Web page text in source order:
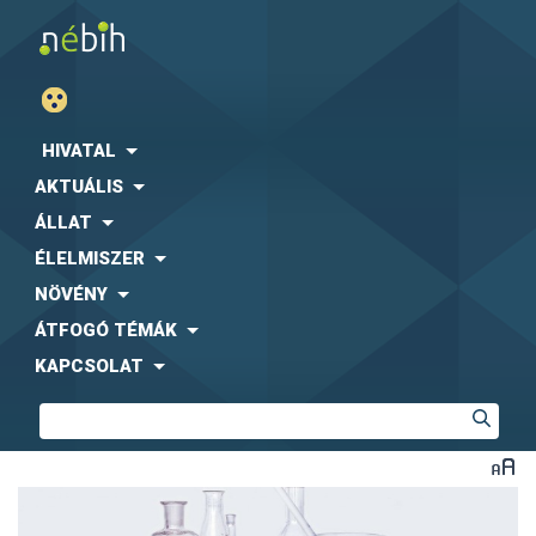
HIVATAL
AKTUÁLIS
ÁLLAT
ÉLELMISZER
NÖVÉNY
ÁTFOGÓ TÉMÁK
KAPCSOLAT